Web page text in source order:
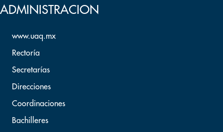
ADMINISTRACION
www.uaq.mx
Rectoría
Secretarías
Direcciones
Coordinaciones
Bachilleres